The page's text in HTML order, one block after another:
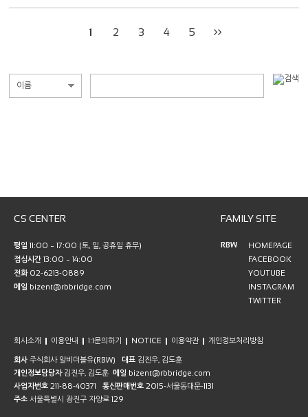
1 2 3 4 5
CS CENTER
평일 11:00 ~ 17:00 (토, 일, 공휴일 휴무)
점심시간 13:00 ~ 14:00
전화02-6213-0889
메일 bizent@rbbridge.com
FAMILY SITE
RBW
HOMEPAGE
FACEBOOK
YOUTUBE
INSTAGRAM
TWITTER
회사소개 이용안내 1:1문의하기 NOTICE 이용약관 개인정보처리방침
회사 주식회사 알비더블유(RBW) 대표 김진우, 김도훈
개인정보담당자김진우, 김도훈 메일 bizent@rbbridge.com
사업자번호 211-88-40371 통신판매번호 2015-서울동대문-1131
주소 서울특별시 광진구 자양로 129